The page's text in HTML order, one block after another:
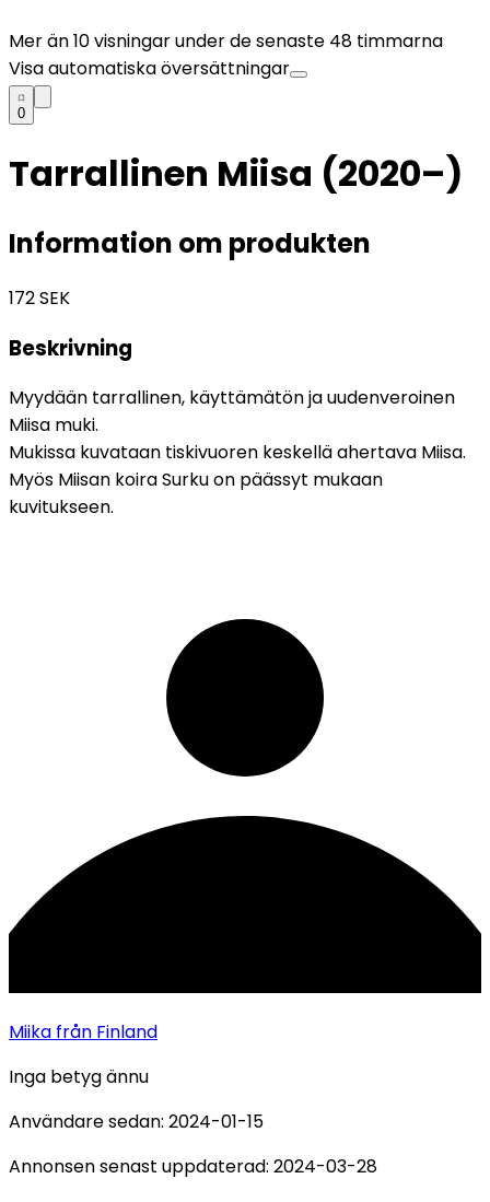
Mer än10visningar under de senaste 48 timmarna
Visa automatiska översättningar
0
Tarrallinen Miisa (2020–)
Information om produkten
172SEK
Beskrivning
Myydään tarrallinen, käyttämätön ja uudenveroinen
Miisa muki.
Mukissa kuvataan tiskivuoren keskellä ahertava Miisa.
Myös Miisan koira Surku on päässyt mukaan
kuvitukseen.
Miika från Finland
Inga betyg ännu
Användare sedan: 2024-01-15
Annonsen senast uppdaterad: 2024-03-28